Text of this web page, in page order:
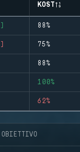
KOST
88%
75%
88%
100%
62%